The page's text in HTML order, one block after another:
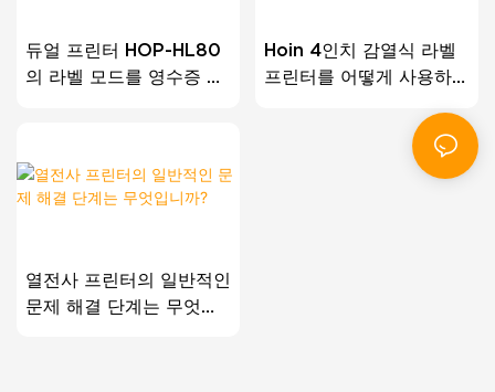
듀얼 프린터 HOP-HL80
의 라벨 모드를 영수증 모
Hoin 4인치 감열식 라벨
프린터를 어떻게 사용하나
열전사 프린터의 일반적인
문제 해결 단계는 무엇입